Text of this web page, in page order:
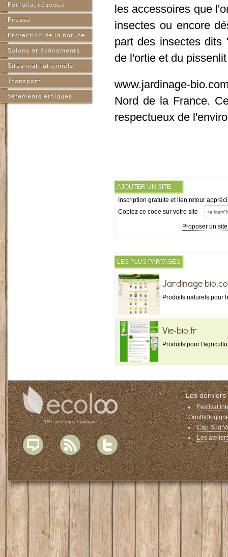
Portails, réseaux
sociaux
Presse
Protection de la nature
Salons et évènements
Sites institutionnels
Transport
Vêtements éthiques
les accessoires que
insectes ou encore
part des insectes dits
de l'ortie et du
www.jardinage-
Nord de la France.
respectueux de
AJOUTER UN SITE
Inscription gratuite et lien retour
Copiez ce code sur votre site
Proposer un
LES PLUS PARTAGÉS
Jardinage
Produits naturels pour
Vie-bio.fr
Produits pour
189 sites dans l'annuaire
Les derniers
Festival
Cap Sud
Les